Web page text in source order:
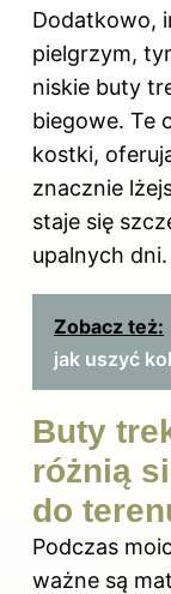
Dodatkowo,
pielgrzym,
niskie buty
biegowe. Te
kostki,
znacznie
staje się
upalnych dni.
Zobacz też:
jak uszyć
Buty
różnią
do
Podczas
ważne są